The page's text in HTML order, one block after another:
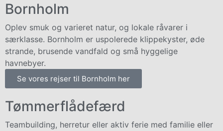
Bornholm
Oplev smuk og varieret natur, og lokale råvarer i
særklasse. Bornholm er uspolerede klippekyster, øde
strande, brusende vandfald og små hyggelige
havnebyer.
Se vores rejser til Bornholm her
Tømmerflådefærd
Teambuilding, herretur eller aktiv ferie med familie eller